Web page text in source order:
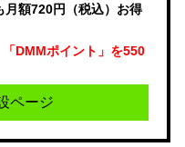
額720円（税込）お得
「DMMポイント」を550
ページ